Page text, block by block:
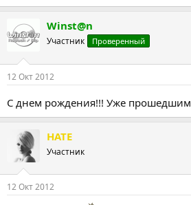
Winst@n
Участник Проверенный
12 Окт 2012
С днем рождения!!! Уже прошедшим
HATE
Участник
12 Окт 2012